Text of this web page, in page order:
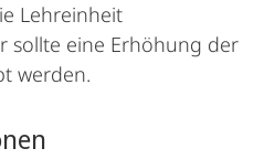
Lehreinheit
sollte eine Erhöhung der
werden.